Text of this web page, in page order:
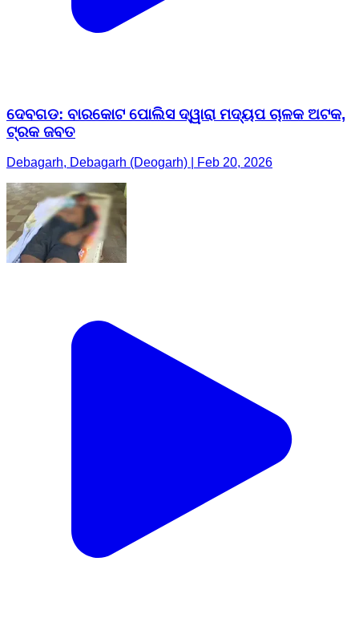
ଦେବଗଡ: ବାରକୋଟ ପୋଲିସ ଦ୍ୱାରା ମଦ୍ୟପ ଚାଳକ ଅଟକ,
ଟ୍ରକ ଜବତ
Debagarh, Debagarh (Deogarh) | Feb 20, 2026